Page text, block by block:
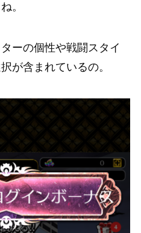
。
ーの個性や戦闘スタイ
が含まれているの。